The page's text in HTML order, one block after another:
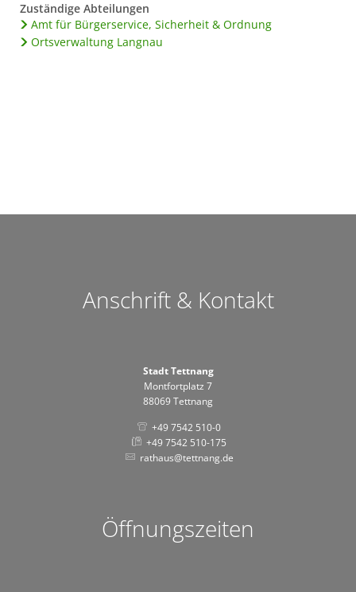
Zuständige Abteilungen
Amt für Bürgerservice, Sicherheit & Ordnung
Ortsverwaltung Langnau
Anschrift & Kontakt
Stadt Tettnang
Montfortplatz 7
88069 Tettnang
+49 7542 510-0
+49 7542 510-175
rathaus@tettnang.de
Öffnungszeiten